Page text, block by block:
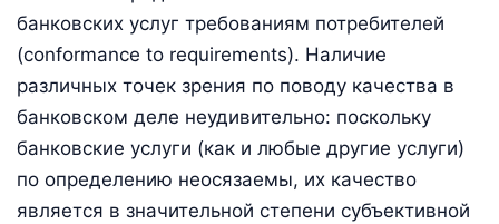
банковских услуг требованиям потребителей
(conformance to requirements). Наличие
различных точек зрения по поводу качества в
банковском деле неудивительно: поскольку
банковские услуги (как и любые другие услуги)
по определению неосязаемы, их качество
является в значительной степени субъективной